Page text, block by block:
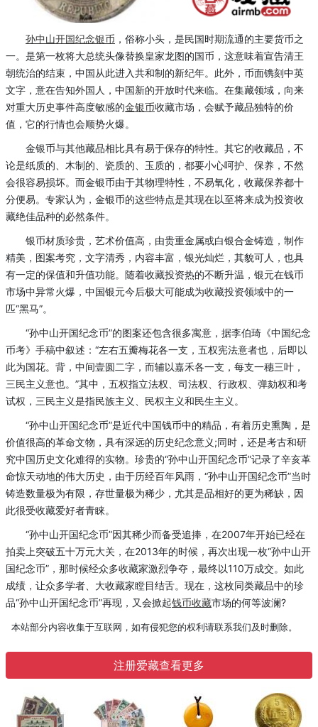
孙中山开国纪念银币 ，俗称小头，是民国时期流通的主要货币之
一。是第一枚将大总统头像替换皇家龙图的国币，这意味着宣告清王
朝统治的结束，中国从此进入共和制的新纪年。此外，币面镌刻中英
文字，意在告知外国人，中国新的开放时代来临。在集藏领域，向来
对重大历史事件高度敏感的金银币收藏市场，会赋予藏品独特的价
值，它的行情也会顺势火爆。
金银币与其他藏品相比具有易于保存的特性。其它的收藏品，不
论是纸质的、木制的、瓷质的、玉质的，都要小心呵护、保养，不然
会很容易损坏。而金银币由于其物理特性，不易氧化，收藏保养都十
分便易。专家认为，金银币的这些特点是其现在以至将来成为投资收
藏绝佳品种的必然条件。
银币材质珍贵，艺术价值高，由贵重金属或白银合金铸造，制作
精美，图案考究，文字清秀，内容丰富，银光灿烂，其貌可人，也具
有一定的保值和升值功能。随着收藏投资热的不断升温，银元在钱币
市场中异常火爆，中国银元今后极大可能成为收藏投资领域中的一
匹“黑马”。
“孙中山开国纪念币”的图案还包含很多寓意，据李伯琦《中国纪念
币考》手稿中叙述：“左右五瓣梅花各一支，五权宪法意者也，后即以
此为国花。背，中间壹圆二字，而辅以嘉禾各一支，每支一穗三叶，
三民主义意也。”其中，五权指立法权、司法权、行政权、弹劾权和考
试权，三民主义是指民族主义、民权主义和民生主义。
“孙中山开国纪念币”是近代中国钱币中的精品，有着历史熏陶，是
价值很高的革命文物，具有深远的历史纪念意义;同时，还是考古和研
究中国历史文化难得的实物。珍贵的“孙中山开国纪念币”记录了辛亥革
命惊天动地的伟大历史，由于历经百年风雨，“孙中山开国纪念币”当时
铸造数量极为有限，存世量极为稀少，尤其是品相好的更为稀缺，因
此很受收藏爱好者青睐。
“孙中山开国纪念币”因其稀少而备受追捧，在2007年开始已经在
拍卖上突破五十万元大关，在2013年的时候，再次出现一枚“孙中山开
国纪念币”，那时候经众多收藏家激烈争夺，最终以110万成交。如此
成绩，让众多学者、大收藏家瞠目结舌。现在，这枚同类藏品中的珍
品“孙中山开国纪念币”再现，又会掀起钱币收藏市场的何等波澜?
本站部分内容收集于互联网，如有侵犯您的权利请联系我们及时删除。
注册爱藏查看更多